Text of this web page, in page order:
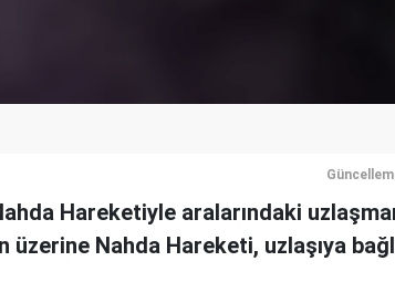
Hareketiyle aralarındaki
Nahda Hareketi, uzlaşıya